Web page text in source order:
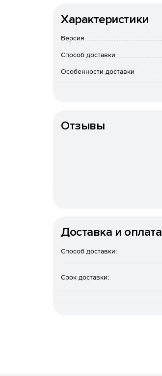
Характеристики
Версия
Способ доставки
Особенности доставки
Отзывы
Доставка и оплата
Способ доставки:
Срок доставки: